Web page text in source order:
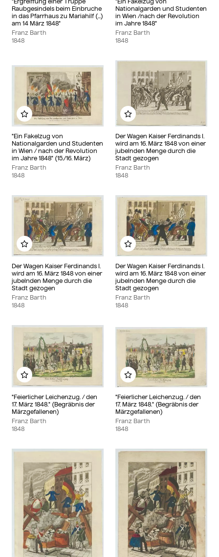
Raubgesindels beim Einbruche
in das Pfarrhaus zu Mariahilf (...)
am 14 März 1848"
Franz Barth
1848
Nationalgarden und Studenten
in Wien /nach der Revolution
im Jahre 1848"
Franz Barth
1848
"Ein Fakelzug von
Nationalgarden und Studenten
in Wien / nach der Revolution
im Jahre 1848" (15./16. März)
Franz Barth
1848
Add to my album
Der Wagen Kaiser Ferdinands I.
wird am 16. März 1848 von einer
jubelnden Menge durch die
Stadt gezogen
Franz Barth
1848
Add to my album
Der Wagen Kaiser Ferdinands I.
wird am 16. März 1848 von einer
jubelnden Menge durch die
Stadt gezogen
Franz Barth
1848
Add to my album
Der Wagen Kaiser Ferdinands I.
wird am 16. März 1848 von einer
jubelnden Menge durch die
Stadt gezogen
Franz Barth
1848
Add to my album
"Feierlicher Leichenzug. / den
17. März 1848." (Begräbnis der
Märzgefallenen)
Franz Barth
1848
Add to my album
"Feierlicher Leichenzug. / den
17. März 1848." (Begräbnis der
Märzgefallenen)
Franz Barth
1848
Add to my album